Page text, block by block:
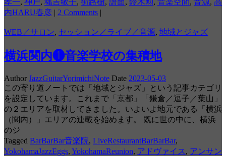
内HARU春彦 | 2 Comments |
WEB／サロン, セッション／ライブ／音源, 地域とジャズ
横浜関内❶音楽学校の集積地
Author JazzGuitarYorimichiNote Date 2023-05-03
この寄り道ノートでは「地域とジャズ」という記事カテゴリ
を設定しています。これまで「京都」「鎌倉／逗子／葉山」
の２エリアを取材してきました。いよいよ地元である「横浜
（関内）」エリアの連載を始めます。 既に世の中に、横浜
のジ
Tagged BarBarBar音楽院, LiveRestaurantBarBarBar,
YokohamaJazzEggs, YokohamaReunion, アドヴァイス , アンサン